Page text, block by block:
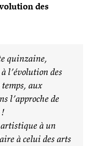
des
quinzaine,
l’évolution des
aux
l’approche de
!
à un
à celui des arts